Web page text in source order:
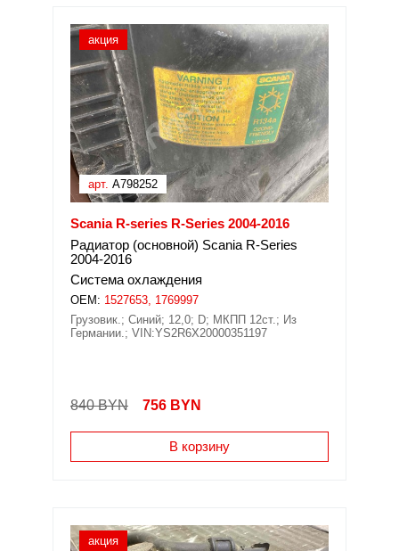
акция
арт. A798252
Scania R-series R-Series 2004-2016
Радиатор (основной) Scania R-Series
2004-2016
Система охлаждения
OEM: 1527653, 1769997
Грузовик.; Синий; 12,0; D; МКПП 12ст.; Из
Германии.; VIN:YS2R6X20000351197
840 BYN 756 BYN
В корзину
акция